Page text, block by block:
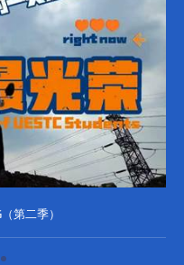
第二季）